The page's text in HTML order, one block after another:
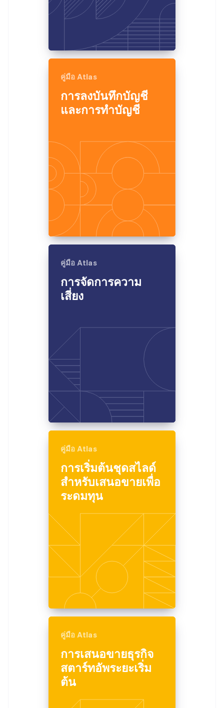
คู่มือ Atlas
การลงบันทึกบัญชี
และการทำบัญชี
คู่มือ Atlas
การจัดการความ
เสี่ยง
คู่มือ Atlas
การเริ่มต้นชุดสไลด์
สำหรับเสนอขายเพื่อ
ระดมทุน
คู่มือ Atlas
การเสนอขายธุรกิจ
สตาร์ทอัพระยะเริ่ม
ต้น